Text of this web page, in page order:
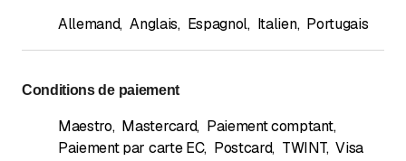
Allemand, Anglais, Espagnol, Italien, Portugais
Conditions de paiement
Maestro, Mastercard, Paiement comptant,
Paiement par carte EC, Postcard, TWINT, Visa